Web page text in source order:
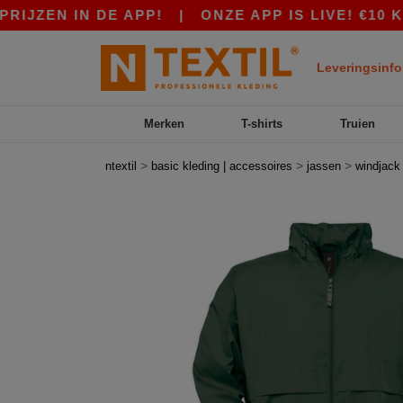
IN DE APP! |ONZE APP IS LIVE! €10
Merken T-shirts Truien
ntextil > basic kleding | accessoires > jassen > windjack